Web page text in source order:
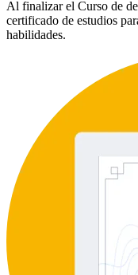
Al finalizar el Curso de
certificado de estudios
habilidades.